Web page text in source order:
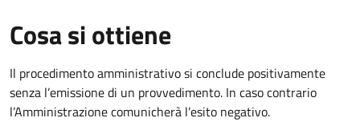
Cosa si ottiene
Il procedimento amministrativo si conclude positivamente
senza l’emissione di un provvedimento. In caso contrario
l’Amministrazione comunicherà l’esito negativo.